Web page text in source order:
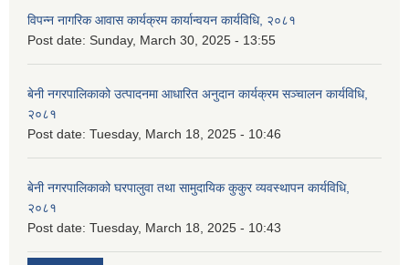
विपन्न नागरिक आवास कार्यक्रम कार्यान्वयन कार्यविधि, २०८१
Post date: Sunday, March 30, 2025 - 13:55
बेनी नगरपालिकाको उत्पादनमा आधारित अनुदान कार्यक्रम सञ्‍चालन कार्यविधि,
२०८१
Post date: Tuesday, March 18, 2025 - 10:46
बेनी नगरपालिकाको घरपालुवा तथा सामुदायिक कुकुर व्यवस्थापन कार्यविधि,
२०८१
Post date: Tuesday, March 18, 2025 - 10:43